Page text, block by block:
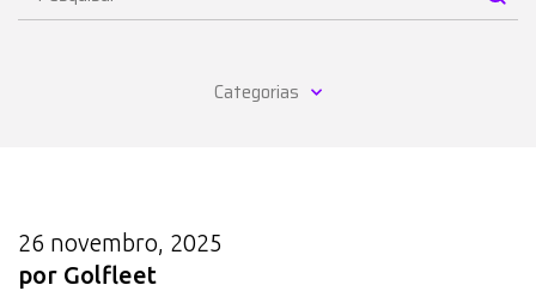
Categorias
26 novembro, 2025
por Golfleet